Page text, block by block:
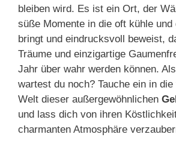
bleiben wird. Es ist ein Ort, der
süße Momente in die oft kühle
bringt und eindrucksvoll beweist,
Träume und einzigartige
Jahr über wahr werden können.
wartest du noch? Tauche ein in
Welt dieser außergewöhnlichen
und lass dich von ihren
charmanten Atmosphäre